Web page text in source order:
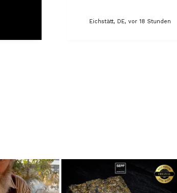
Eichstätt, DE, vor 18 Stunden